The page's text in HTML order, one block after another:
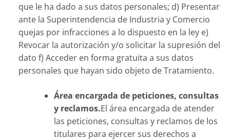
que le ha dado a sus datos personales; d) Presentar
ante la Superintendencia de Industria y Comercio
quejas por infracciones a lo dispuesto en la ley e)
Revocar la autorización y/o solicitar la supresión del
dato f) Acceder en forma gratuita a sus datos
personales que hayan sido objeto de Tratamiento.
Área encargada de peticiones, consultas
y reclamos.El área encargada de atender
las peticiones, consultas y reclamos de los
titulares para ejercer sus derechos a